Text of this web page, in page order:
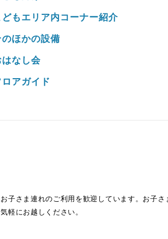
どもエリア内コーナー紹介
のほかの設備
はなし会
ロアガイド
子さま連れのご利用を歓迎しています。お子
軽にお越しください。